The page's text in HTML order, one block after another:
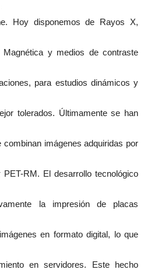
Hoy disponemos de Rayos X,
Magnética y medios de contraste
para estudios dinámicos y
tolerados. Últimamente se han
imágenes adquiridas por
RM. El desarrollo tecnológico
la impresión de placas
en formato digital, lo que
en servidores. Este hecho